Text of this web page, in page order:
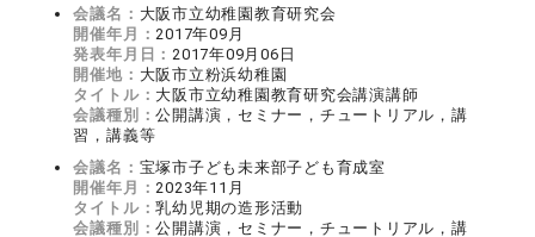
会議名： 大阪市立幼稚園教育研究会
開催年月： 2017年09月
発表年月日： 2017年09月06日
開催地： 大阪市立粉浜幼稚園
タイトル： 大阪市立幼稚園教育研究会講演講師
会議種別：公開講演，セミナー，チュートリアル，講
習，講義等
会議名： 宝塚市子ども未来部子ども育成室
開催年月： 2023年11月
タイトル：乳幼児期の造形活動
会議種別：公開講演，セミナー，チュートリアル，講